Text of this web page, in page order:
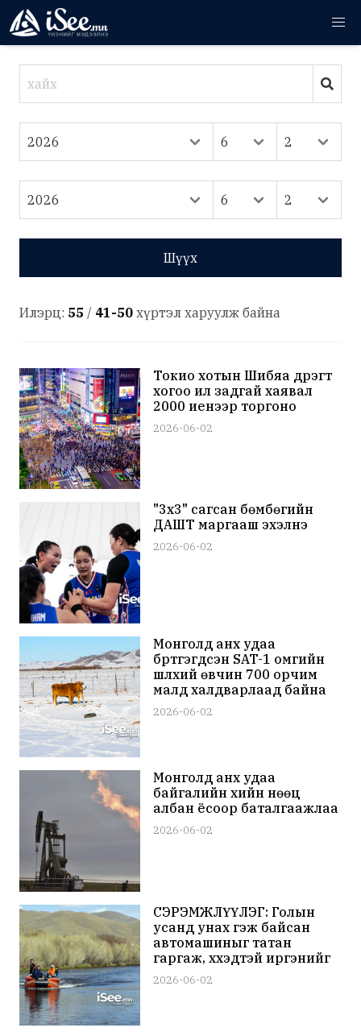
Шүүх
Илэрц: 55 / 41-50 хүртэл харуулж байна
Токио хотын Шибүяа дүүрэгт
хогоо ил задгай хаявал
2000 иенээр торгоно
2026-06-02
"3x3" сагсан бөмбөгийн
ДАШТ маргааш эхэлнэ
2026-06-02
Монголд анх удаа
бүртгэгдсэн SAT-1 омгийн
шүлхий өвчин 700 орчим
малд халдварлаад байна
2026-06-02
Монголд анх удаа
байгалийн хийн нөөц
албан ёсоор баталгаажлаа
2026-06-02
СЭРЭМЖЛҮҮЛЭГ: Голын
усанд унах гэж байсан
автомашиныг татан
гаргаж, хүүхэдтэй иргэнийг
аварчээ
2026-06-02